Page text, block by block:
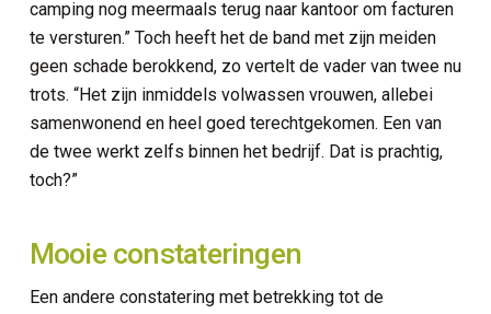
camping nog meermaals terug naar kantoor om facturen
te versturen.” Toch heeft het de band met zijn meiden
geen schade berokkend, zo vertelt de vader van twee nu
trots. “Het zijn inmiddels volwassen vrouwen, allebei
samenwonend en heel goed terechtgekomen. Een van
de twee werkt zelfs binnen het bedrijf. Dat is prachtig,
toch?”
Mooie constateringen
Een andere constatering met betrekking tot de